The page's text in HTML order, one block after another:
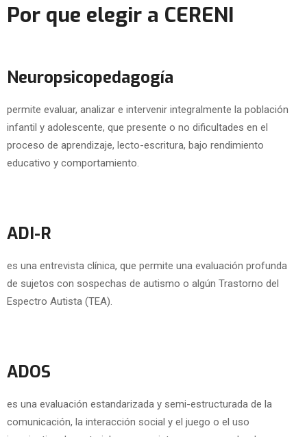
Por que elegir a CERENI
Neuropsicopedagogía
permite evaluar, analizar e intervenir integralmente la población
infantil y adolescente, que presente o no dificultades en el
proceso de aprendizaje, lecto-escritura, bajo rendimiento
educativo y comportamiento.
ADI-R
es una entrevista clínica, que permite una evaluación profunda
de sujetos con sospechas de autismo o algún Trastorno del
Espectro Autista (TEA).
ADOS
es una evaluación estandarizada y semi-estructurada de la
comunicación, la interacción social y el juego o el uso